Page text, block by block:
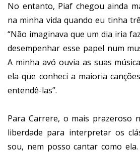
No entanto, Piaf chegou ainda
na minha vida quando eu tinha
“Não imaginava que um dia iria
desempenhar esse papel num
A minha avó ouvia as suas
ela que conheci a maioria
entendê-las”.
Para Carrere, o mais prazeroso
liberdade para interpretar os
sou, nem posso cantar como